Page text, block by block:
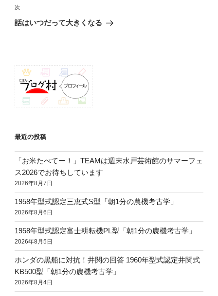
ビ
ゲ
ン
稿
次
の
次
話はいつだって大きくなる
最近の投稿
「お米たべてー！」TEAMは週末水戸芸術館のサマーフェ
ス2026でお待ちしています
2026年8月7日
1958年型式認定三恵式S型「朝1分の農機考古学」
2026年8月6日
1958年型式認定富士耕耘機PL型「朝1分の農機考古学」
2026年8月5日
ホンダの黒船に対抗！井関の回答 1960年型式認定井関式
KB500型「朝1分の農機考古学」
2026年8月4日